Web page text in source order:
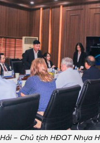
– Chủ tịch HĐQT Nhựa